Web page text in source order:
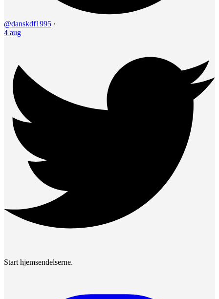
@danskdf1995 ·
4 aug
Start hjemsendelserne.